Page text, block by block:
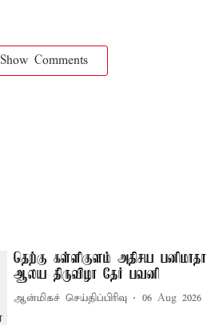
Show Comments
தெற்கு கள்ளிகுளம் அதிசய பனிமாதா
ஆலய திருவிழா தேர் பவனி
ஆன்மிகச் செய்திப்பிரிவு 06 Aug 2026